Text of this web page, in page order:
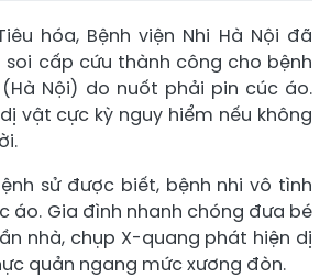
hóa, Bệnh viện Nhi Hà Nội đã
cấp cứu thành công cho bệnh
(Hà Nội) do nuốt phải pin cúc áo.
vật cực kỳ nguy hiểm nếu không
sử được biết, bệnh nhi vô tình
áo. Gia đình nhanh chóng đưa bé
nhà, chụp X-quang phát hiện dị
quản ngang mức xương đòn.